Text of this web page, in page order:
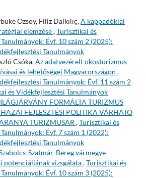
Özsoy, Filiz Dalkılıç,A kappadókiai
elemzése,Turisztikai és
Évf. 10 szám 2 (2025):
Tanulmányok
Csóka,Az adatvezérelt okosturizmus
és lehetőségei Magyarországon ,
Tanulmányok: Évf. 11 szám 2
és Vidékfejlesztési Tanulmányok
FORMÁLTA TURIZMUS
FEJLESZTÉSI POLITIKA VÁRHATÓ
TURIZMUSÁR ,Turisztikai és
Évf. 7 szám 1 (2022):
Tanulmányok
Szatmár-Bereg vármegye
potenciáljának vizsgálata,Turisztikai és
Évf. 10 szám 3 (2025):